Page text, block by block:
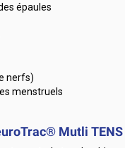
épaules
nerfs)
menstruels
Mutli TENS